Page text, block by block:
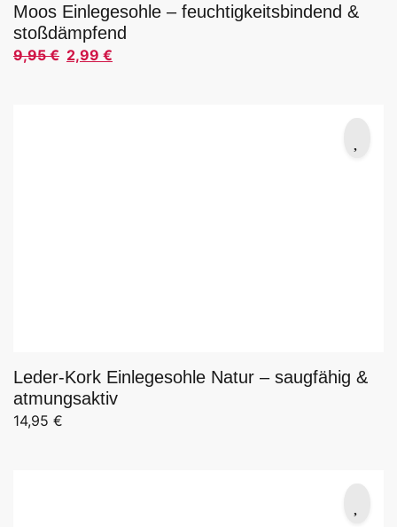
Moos Einlegesohle – feuchtigkeitsbindend &
stoßdämpfend
9,95€
Ursprünglicher Preis war: 9,95 €
2,99 €
Aktueller Preis ist: 2,99 €.
Leder-Kork Einlegesohle Natur – saugfähig &
atmungsaktiv
14,95 €